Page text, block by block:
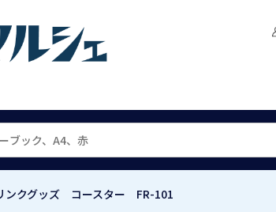
ンクグッズ コースター FR-101